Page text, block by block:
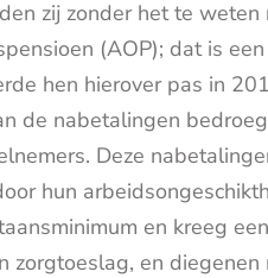
zij zonder het te weten
(AOP); dat is
hen hierover pas in
de nabetalingen
Deze
hun
en kreeg
zorgtoeslag, en